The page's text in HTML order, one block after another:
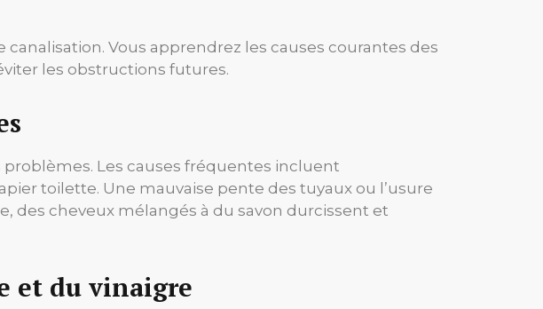
Vous apprendrez les causes courantes des
les obstructions futures.
Les causes fréquentes incluent
toilette. Une mauvaise pente des tuyaux ou l’usure
des cheveux mélangés à du savon durcissent et
et du vinaigre